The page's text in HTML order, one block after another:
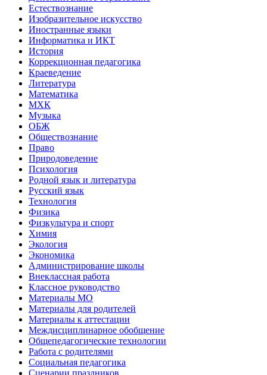
Естествознание
Изобразительное искусство
Иностранные языки
Информатика и ИКТ
История
Коррекционная педагогика
Краеведение
Литература
Математика
МХК
Музыка
ОБЖ
Обществознание
Право
Природоведение
Психология
Родной язык и литература
Русский язык
Технология
Физика
Физкультура и спорт
Химия
Экология
Экономика
Администрирование школы
Внеклассная работа
Классное руководство
Материалы МО
Материалы для родителей
Материалы к аттестации
Междисциплинарное обобщение
Общепедагогические технологии
Работа с родителями
Социальная педагогика
Сценарии праздников